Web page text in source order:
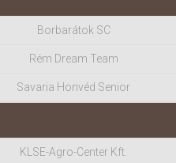
Borbarátok SC
Rém Dream Team
Savaria Honvéd Senior
KLSE-Agro-Center Kft.